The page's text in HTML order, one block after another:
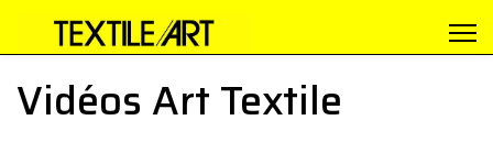
Vidéos Art Textile